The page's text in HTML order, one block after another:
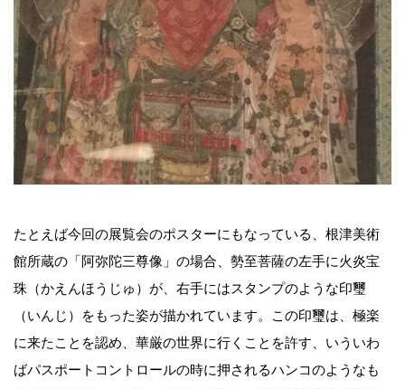
たとえば今回の展覧会のポスターにもなっている、根津美術
館所蔵の「阿弥陀三尊像」の場合、勢至菩薩の左手に火炎宝
珠（かえんほうじゅ）が、右手にはスタンプのような印璽
（いんじ）をもった姿が描かれています。この印璽は、極楽
に来たことを認め、華厳の世界に行くことを許す、いういわ
ばパスポートコントロールの時に押されるハンコのようなも